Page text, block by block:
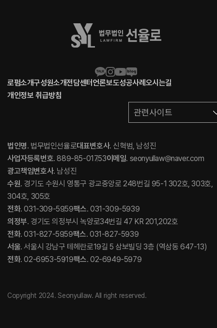
로펌소개구성원소개전담센터언론보도성공사례 오시는길
개인정보 취급방침
관련사이트
법인명. 법무법인선율로대표변호사. 신혁범, 남성진
사업자등록번호. 889-85-01753이메일. seonyullaw@naver.com
광고책임변호사. 남성진
수원. 경기도 수원시 영통구 광교중앙로 248번길 95-1 302호, 303호,
304호, 305호
전화. 031-309-5959팩스. 031-309-5939
의정부. 경기도 의정부시 녹양로34번길 47 KR 201,202호
전화. 031-827-5959팩스. 031-827-5939
서울. 서울시 강남구 테헤란로19길 5 삼보빌딩 3층 (역삼동 647-13)
전화. 02-6953-5919팩스. 02-6949-5979
Copyright 2024. Seonyullaw. All right reserved.